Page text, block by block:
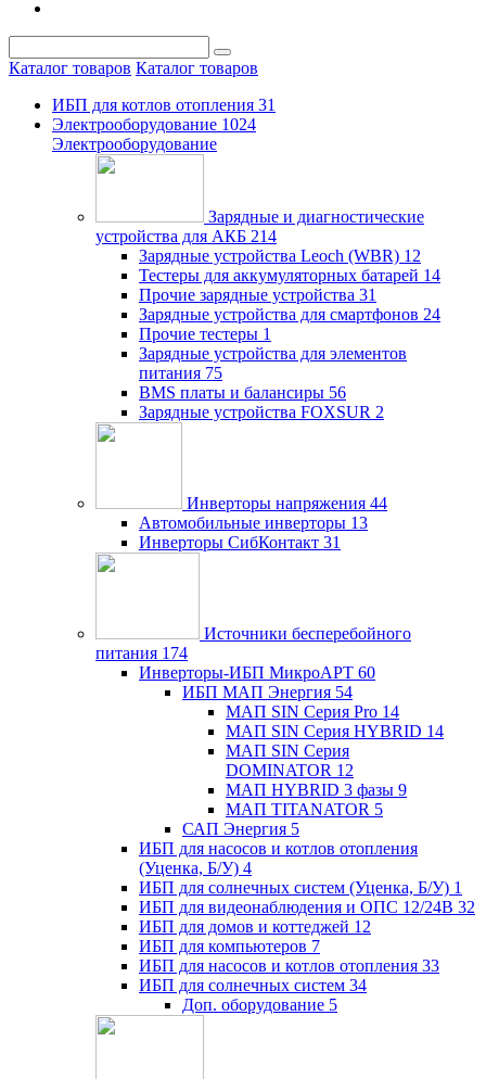
Каталог товаров Каталог товаров
ИБП для котлов отопления 31
Электрооборудование 1024
Электрооборудование
Зарядные и диагностические
устройства для АКБ 214
Зарядные устройства Leoch (WBR) 12
Тестеры для аккумуляторных батарей 14
Прочие зарядные устройства 31
Зарядные устройства для смартфонов 24
Прочие тестеры 1
Зарядные устройства для элементов
питания 75
BMS платы и балансиры 56
Зарядные устройства FOXSUR 2
Инверторы напряжения 44
Автомобильные инверторы 13
Инверторы СибКонтакт 31
Источники бесперебойного
питания 174
Инверторы-ИБП МикроАРТ 60
ИБП МАП Энергия 54
МАП SIN Серия Pro 14
МАП SIN Серия HYBRID 14
МАП SIN Серия
DOMINATOR 12
МАП HYBRID 3 фазы 9
МАП TITANATOR 5
САП Энергия 5
ИБП для насосов и котлов отопления
(Уценка, Б/У) 4
ИБП для солнечных систем (Уценка, Б/У) 1
ИБП для видеонаблюдения и ОПС 12/24В 32
ИБП для домов и коттеджей 12
ИБП для компьютеров 7
ИБП для насосов и котлов отопления 33
ИБП для солнечных систем 34
Доп. оборудование 5